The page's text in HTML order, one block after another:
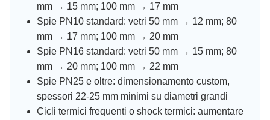
mm → 15 mm; 100 mm → 17 mm
Spie PN10 standard: vetri 50 mm → 12 mm; 80
mm → 17 mm; 100 mm → 20 mm
Spie PN16 standard: vetri 50 mm → 15 mm; 80
mm → 20 mm; 100 mm → 22 mm
Spie PN25 e oltre: dimensionamento custom,
spessori 22-25 mm minimi su diametri grandi
Cicli termici frequenti o shock termici: aumentare